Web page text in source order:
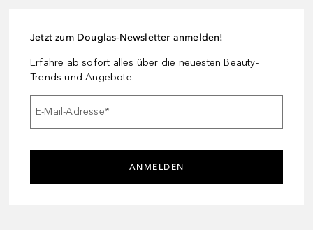
Jetzt zum Douglas-Newsletter anmelden!
Erfahre ab sofort alles über die neuesten Beauty-
Trends und Angebote.
E-Mail-Adresse*
ANMELDEN